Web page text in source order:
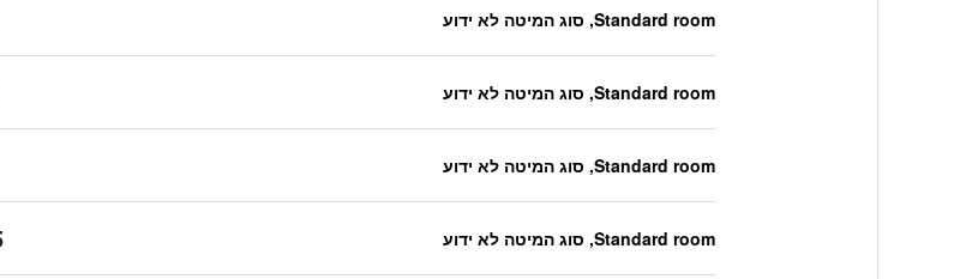
Standard room, סוג המיטה לא ידוע
Standard room, סוג המיטה לא ידוע
Standard room, סוג המיטה לא ידוע
Standard room, סוג המיטה לא ידוע